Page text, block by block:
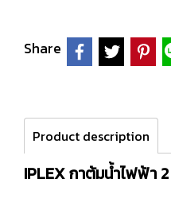
Share
Product description
IPLEX กาต้มน้ำไฟฟ้า